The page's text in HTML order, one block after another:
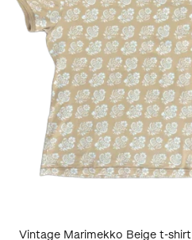
Vintage Marimekko Beige t-shirt